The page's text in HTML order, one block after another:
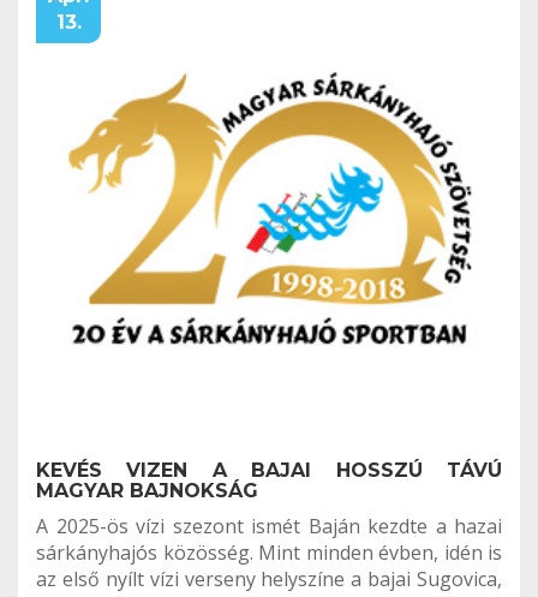
13.
KEVÉS VIZEN A BAJAI HOSSZÚ TÁVÚ
MAGYAR BAJNOKSÁG
A 2025-ös vízi szezont ismét Baján kezdte a hazai
sárkányhajós közösség. Mint minden évben, idén is
az első nyílt vízi verseny helyszíne a bajai Sugovica,